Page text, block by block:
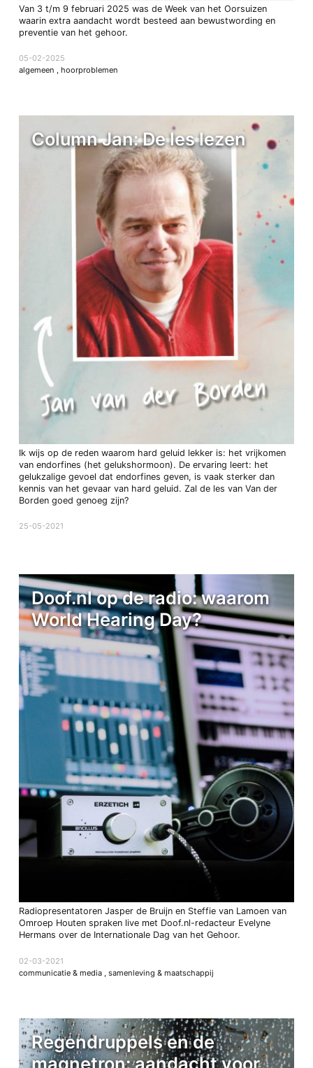
Van 3 t/m 9 februari 2025 was de Week van het Oorsuizen
waarin extra aandacht wordt besteed aan bewustwording en
preventie van het gehoor.
05-02-2025
algemeen , hoorproblemen
Column Jan: De les lezen
Ik wijs op de reden waarom hard geluid lekker is: het vrijkomen
van endorfines (het gelukshormoon). De ervaring leert: het
gelukzalige gevoel dat endorfines geven, is vaak sterker dan
kennis van het gevaar van hard geluid. Zal de les van Van der
Borden goed genoeg zijn?
25-05-2021
Doof.nl op de radio: waarom
World Hearing Day?
Radiopresentatoren Jasper de Bruijn en Steffie van Lamoen van
Omroep Houten spraken live met Doof.nl-redacteur Evelyne
Hermans over de Internationale Dag van het Gehoor.
02-03-2021
communicatie & media , samenleving & maatschappij
Regendruppels en de
magnetron: aandacht voor